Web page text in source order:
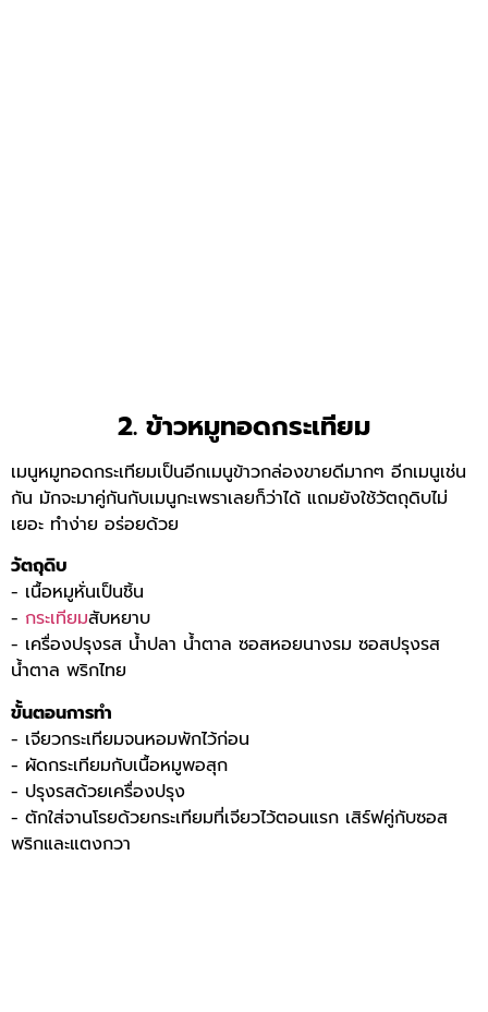
2. ข้าวหมูทอดกระเทียม
เมนูหมูทอดกระเทียมเป็นอีกเมนูข้าวกล่องขายดีมากๆ อีกเมนูเช่น
กัน มักจะมาคู่กันกับเมนูกะเพราเลยก็ว่าได้ แถมยังใช้วัตถุดิบไม่
เยอะ ทำง่าย อร่อยด้วย
วัตถุดิบ
- เนื้อหมูหั่นเป็นชิ้น
- กระเทียมสับหยาบ
- เครื่องปรุงรส น้ำปลา น้ำตาล ซอสหอยนางรม ซอสปรุงรส
น้ำตาล พริกไทย
ขั้นตอนการทำ
- เจียวกระเทียมจนหอมพักไว้ก่อน
- ผัดกระเทียมกับเนื้อหมูพอสุก
- ปรุงรสด้วยเครื่องปรุง
- ตักใส่จานโรยด้วยกระเทียมที่เจียวไว้ตอนแรก เสิร์ฟคู่กับซอส
พริกและแตงกวา